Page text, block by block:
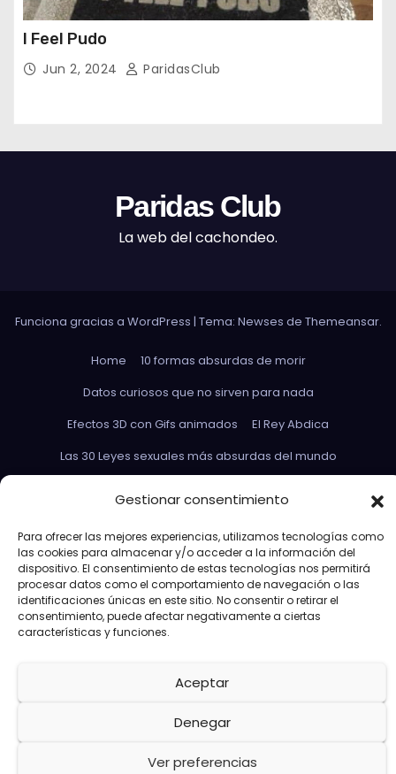
Gestionar consentimiento
Para ofrecer las mejores experiencias, utilizamos tecnologías como
las cookies para almacenar y/o acceder a la información del
dispositivo. El consentimiento de estas tecnologías nos permitirá
procesar datos como el comportamiento de navegación o las
identificaciones únicas en este sitio. No consentir o retirar el
consentimiento, puede afectar negativamente a ciertas
características y funciones.
Aceptar
Denegar
Ver preferencias
I Feel Pudo
Jun 2, 2024 ParidasClub
Paridas Club
La web del cachondeo.
Funciona gracias a WordPress | Tema: Newses de Themeansar.
Home
10 formas absurdas de morir
Datos curiosos que no sirven para nada
Efectos 3D con Gifs animados
El Rey Abdica
Las 30 Leyes sexuales más absurdas del mundo
Más paridas en exámenes
Memes de Avengers Capitán América
Paridas Club en las redes
Política de cookies (UE)
Toi Sheries by Rajoy